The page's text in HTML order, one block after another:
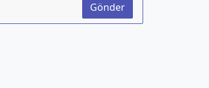
Gönder